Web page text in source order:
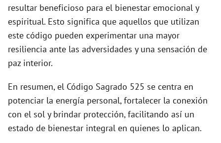
resultar beneficioso para el bienestar emocional y
espiritual. Esto significa que aquellos que utilizan
este código pueden experimentar una mayor
resiliencia ante las adversidades y una sensación de
paz interior.
En resumen, el Código Sagrado 525 se centra en
potenciar la energía personal, fortalecer la conexión
con el sol y brindar protección, facilitando así un
estado de bienestar integral en quienes lo aplican.